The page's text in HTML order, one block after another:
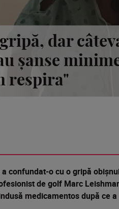
dar
șanse
respira"
confundat-o cu o gripă
de golf Marc
medicamentos după ce